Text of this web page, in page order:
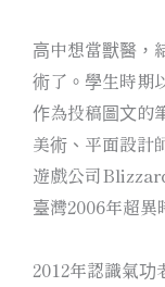
高中想當獸醫，
術了。學生時期
作為投稿圖文的
美術、平面設計
遊戲公司
臺灣2006年超異
2012年認識氣功